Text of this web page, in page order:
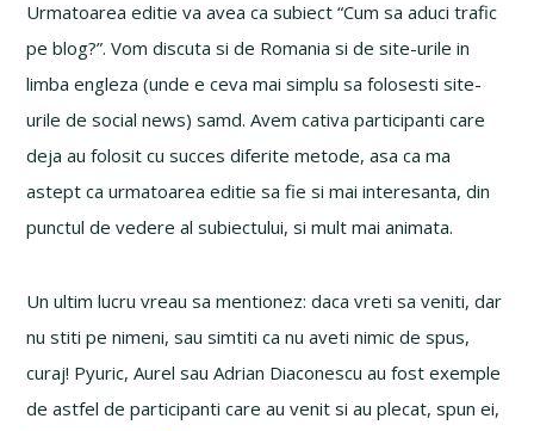
Urmatoarea editie va avea ca subiect “Cum sa aduci trafic
pe blog?”. Vom discuta si de Romania si de site-urile in
limba engleza (unde e ceva mai simplu sa folosesti site-
urile de social news) samd. Avem cativa participanti care
deja au folosit cu succes diferite metode, asa ca ma
astept ca urmatoarea editie sa fie si mai interesanta, din
punctul de vedere al subiectului, si mult mai animata.
Un ultim lucru vreau sa mentionez: daca vreti sa veniti, dar
nu stiti pe nimeni, sau simtiti ca nu aveti nimic de spus,
curaj! Pyuric, Aurel sau Adrian Diaconescu au fost exemple
de astfel de participanti care au venit si au plecat, spun ei,